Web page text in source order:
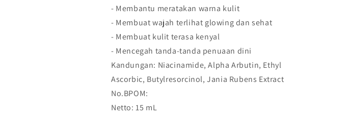
- Membantu meratakan warna kulit
- Membuat wajah terlihat glowing dan sehat
- Membuat kulit terasa kenyal
- Mencegah tanda-tanda penuaan dini
Kandungan: Niacinamide, Alpha Arbutin, Ethyl
Ascorbic, Butylresorcinol, Jania Rubens Extract
No.BPOM:
Netto: 15 mL